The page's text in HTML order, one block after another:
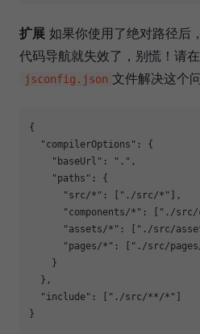
扩展 如果你使用了绝对路径后
代码导航就失效了，别慌！请
jsconfig.json 文件解决这个
{
"compilerOptions" : {
"baseUrl" : "." ,
"paths" : {
"src/*" : [ "./src/*"
],
"components/*" : [ "./src/
"assets/*" : [ "./src/
"pages/*" : [ "./src/
    }
  },
"include" : [ "./src/**/*"